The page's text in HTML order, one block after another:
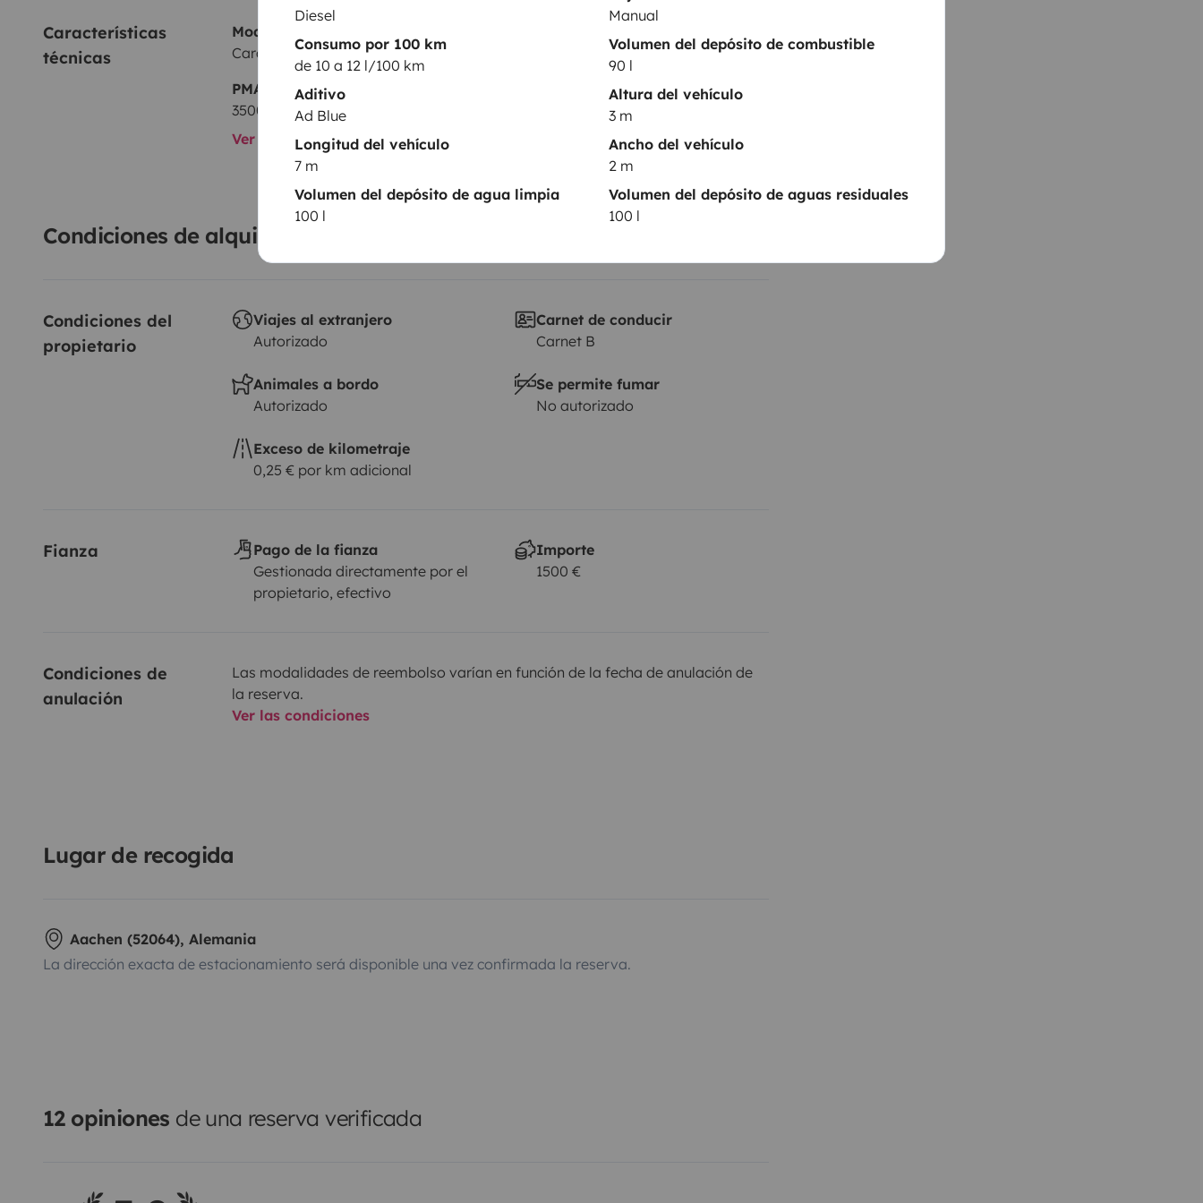
Diesel
Manual
Consumo por 100 km
de 10 a 12 l/100 km
Volumen del depósito de combustible
90 l
Aditivo
Ad Blue
Altura del vehículo
3 m
Longitud del vehículo
7 m
Ancho del vehículo
2 m
Volumen del depósito de agua limpia
100 l
Volumen del depósito de aguas residuales
100 l
Características
técnicas
Modelo
Carado T447 Edition 15
PMA:
3500 kg
Ver todas las características
Condiciones de alquiler
Condiciones del
propietario
Viajes al extranjero
Autorizado
Carnet de conducir
Carnet B
Animales a bordo
Autorizado
Se permite fumar
No autorizado
Exceso de kilometraje
0,25 € por km adicional
Fianza
Pago de la fianza
Gestionada directamente por el
propietario, efectivo
Importe
1500 €
Condiciones de
anulación
Las modalidades de reembolso varían en función de la fecha de anulación de
la reserva.
Ver las condiciones
Lugar de recogida
Aachen (52064), Alemania
La dirección exacta de estacionamiento será disponible una vez confirmada la reserva.
12 opiniones de una reserva verificada